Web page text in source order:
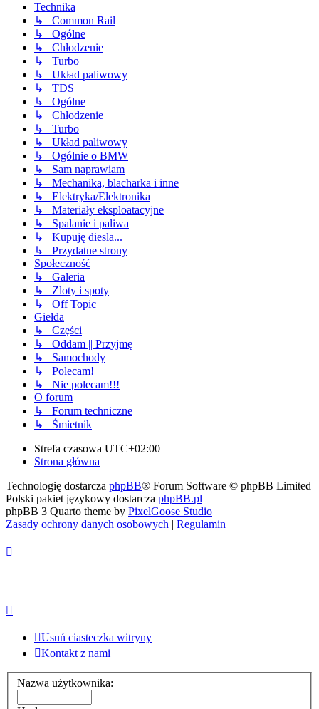
Technika
↳ Common Rail
↳ Ogólne
↳ Chłodzenie
↳ Turbo
↳ Układ paliwowy
↳ TDS
↳ Ogólne
↳ Chłodzenie
↳ Turbo
↳ Układ paliwowy
↳ Ogólnie o BMW
↳ Sam naprawiam
↳ Mechanika, blacharka i inne
↳ Elektryka/Elektronika
↳ Materiały eksploatacyjne
↳ Spalanie i paliwa
↳ Kupuję diesla...
↳ Przydatne strony
Społeczność
↳ Galeria
↳ Zloty i spoty
↳ Off Topic
Giełda
↳ Części
↳ Oddam || Przyjmę
↳ Samochody
↳ Polecam!
↳ Nie polecam!!!
O forum
↳ Forum techniczne
↳ Śmietnik
Strefa czasowa UTC+02:00
Strona główna
Technologię dostarcza phpBB® Forum Software © phpBB Limited
Polski pakiet językowy dostarcza phpBB.pl
phpBB 3 Quarto theme by PixelGoose Studio
Zasady ochrony danych osobowych | Regulamin
Usuń ciasteczka witryny
Kontakt z nami
Nazwa użytkownika: